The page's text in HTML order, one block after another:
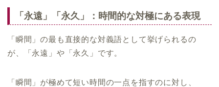
「永遠」「永久」：時間的な対極にある表現
「瞬間」の最も直接的な対義語として挙げられるの
が、「永遠」や「永久」です。
「瞬間」が極めて短い時間の一点を指すのに対し、